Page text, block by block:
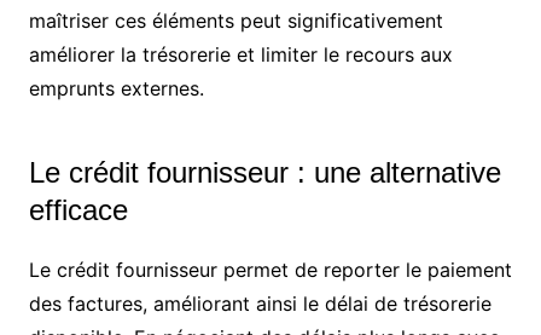
maîtriser ces éléments peut significativement
améliorer la trésorerie et limiter le recours aux
emprunts externes.
Le crédit fournisseur : une alternative
efficace
Le crédit fournisseur permet de reporter le paiement
des factures, améliorant ainsi le délai de trésorerie